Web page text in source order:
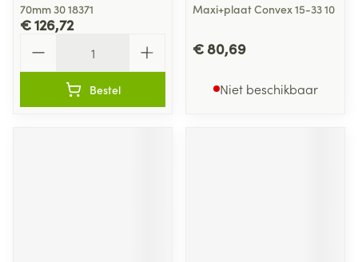
70mm 30 18371
€ 126,72
Bestel
Maxi+plaat Convex 15-33 10
€ 80,69
Niet beschikbaar